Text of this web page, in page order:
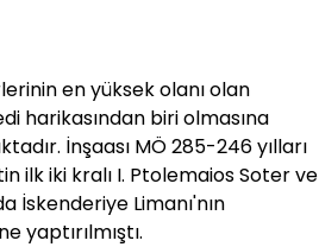
en yüksek olanı olan
harikasından biri olmasına
İnşaası MÖ 285-246 yılları
ilk iki kralı I. Ptolemaios Soter ve
İskenderiye Limanı'nın
yaptırılmıştı.